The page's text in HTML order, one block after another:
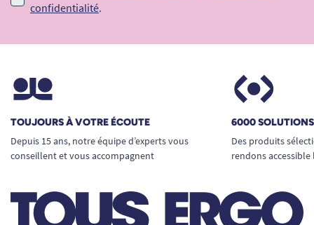
confidentialité.
TOUJOURS À VOTRE ÉCOUTE
Depuis 15 ans, notre équipe d’experts vous
conseillent et vous accompagnent
6000
Des produits
rendons